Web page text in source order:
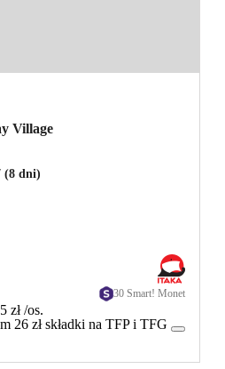
Village
(8 dni)
30 Smart! Monet
zł/os.
26 zł składki na TFP i TFG